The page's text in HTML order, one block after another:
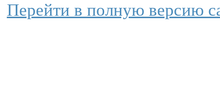
Перейти в полную версию